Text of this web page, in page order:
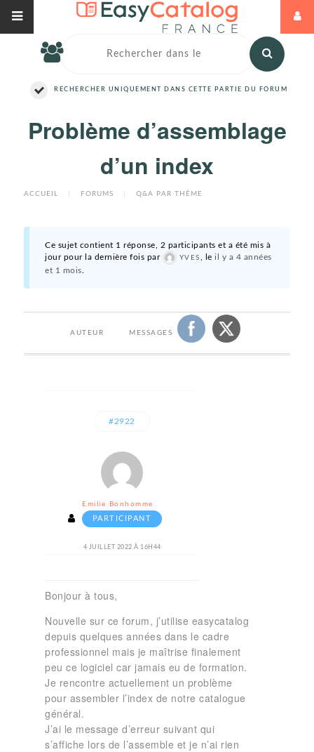
RECHERCHER UNIQUEMENT DANS CETTE PARTIE DU FORUM
Problème d’assemblage
d’un index
ACCUEIL FORUMS Q&A PAR THÈME
Ce sujet contient 1 réponse, 2 participants et a été mis à
jour pour la dernière fois par
YVES , le il y a 4 années
et 1 mois.
AUTEUR MESSAGES
#2922
Emilie Bonhomme
PARTICIPANT
4 JUILLET 2022 À 16H44
Bonjour à tous,
Nouvelle sur ce forum, j’utilise easycatalog
depuis quelques années dans le cadre
professionnel mais je maîtrise finalement
peu ce logiciel car jamais eu de formation.
Je rencontre actuellement un problème
pour assembler l’index de notre catalogue
général.
J’ai le message d’erreur suivant qui
s’affiche lors de l’assemble et je n’ai rien